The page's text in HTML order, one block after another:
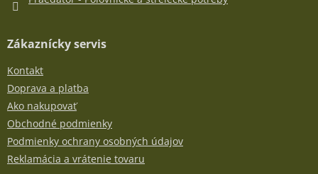
Zákaznícky servis
Kontakt
Doprava a platba
Ako nakupovať
Obchodné podmienky
Podmienky ochrany osobných údajov
Reklamácia a vrátenie tovaru